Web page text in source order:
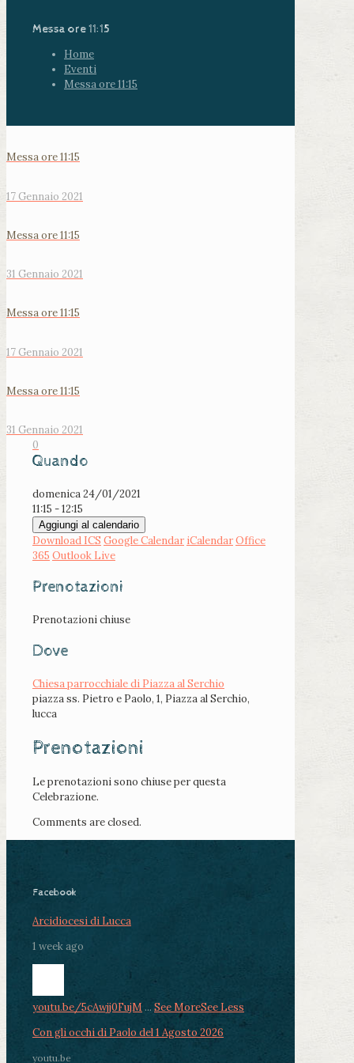
Messa ore 11:15
Home
Eventi
Messa ore 11:15
Messa ore 11:15
17 Gennaio 2021
Messa ore 11:15
31 Gennaio 2021
Messa ore 11:15
17 Gennaio 2021
Messa ore 11:15
31 Gennaio 2021
0
Quando
domenica 24/01/2021
11:15 - 12:15
Aggiungi al calendario
Download ICS Google Calendar iCalendarOffice
365 Outlook Live
Prenotazioni
Prenotazioni chiuse
Dove
Chiesa parrocchiale di Piazza al Serchio
piazza ss. Pietro e Paolo, 1, Piazza al Serchio,
lucca
Prenotazioni
Le prenotazioni sono chiuse per questa
Celebrazione.
Comments are closed.
Facebook
Arcidiocesi di Lucca
1 week ago
youtu.be/5cAwjj0FujM ... See MoreSee Less
Con gli occhi di Paolo del 1 Agosto 2026
youtu.be